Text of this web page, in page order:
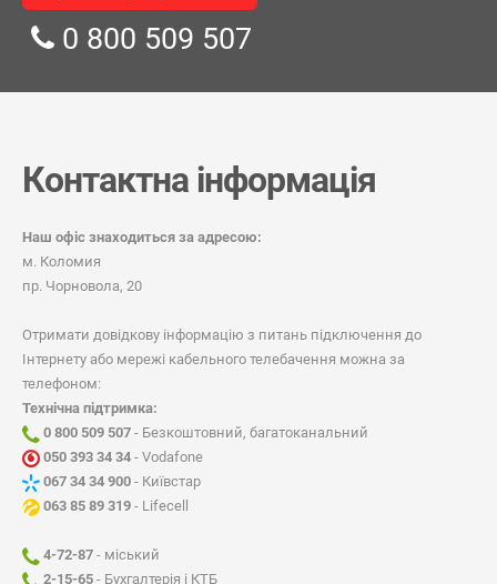
0 800 509 507
Контактна інформація
Наш офіс знаходиться за адресою:
м. Коломия
пр. Чорновола, 20
Отримати довідкову інформацію з питань підключення до
Інтернету або мережі кабельного телебачення можна за
телефоном:
Технічна підтримка:
0 800 509 507 - Безкоштовний, багатоканальний
050 393 34 34 - Vodafone
067 34 34 900 - Київстар
063 85 89 319 - Lifecell
4-72-87 - міський
2-15-65 - Бухгалтерія і КТБ